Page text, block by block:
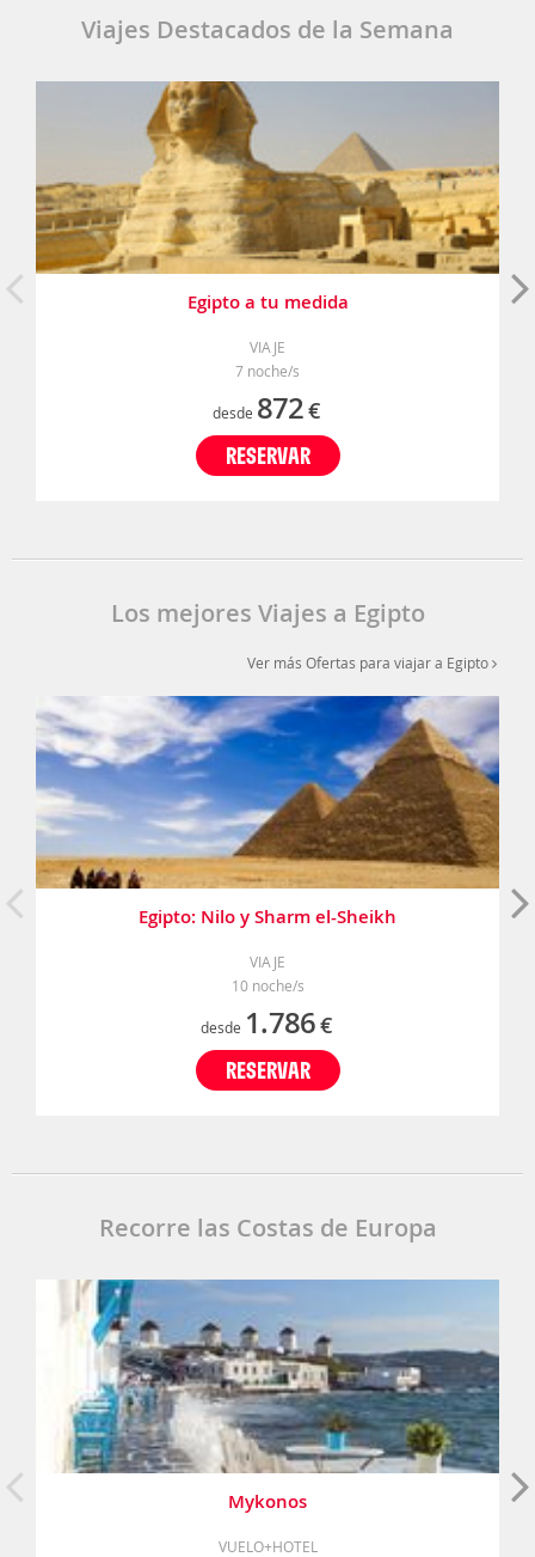
Viajes Destacados de la Semana
Egipto a tu medida
VIAJE
7 noche/s
desde 872€
RESERVAR
Los mejores Viajes a Egipto
Ver más Ofertas para viajar a Egipto
Egipto: Nilo y Sharm el-Sheikh
VIAJE
10 noche/s
desde 1.786€
RESERVAR
Recorre las Costas de Europa
Mykonos
VUELO+HOTEL